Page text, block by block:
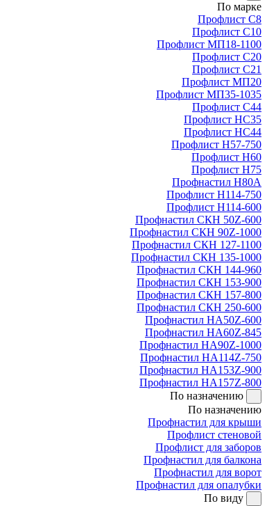
По марке
Профлист С8
Профлист С10
Профлист МП18-1100
Профлист С20
Профлист С21
Профлист МП20
Профлист МП35-1035
Профлист С44
Профлист НС35
Профлист НС44
Профлист Н57-750
Профлист Н60
Профлист Н75
Профнастил Н80А
Профлист Н114-750
Профлист Н114-600
Профнастил СКН 50Z-600
Профнастил СКН 90Z-1000
Профнастил СКН 127-1100
Профнастил СКН 135-1000
Профнастил СКН 144-960
Профнастил СКН 153-900
Профнастил СКН 157-800
Профнастил СКН 250-600
Профнастил НА50Z-600
Профнастил НА60Z-845
Профнастил НА90Z-1000
Профнастил НА114Z-750
Профнастил НА153Z-900
Профнастил НА157Z-800
По назначению
По назначению
Профнастил для крыши
Профлист стеновой
Профлист для заборов
Профнастил для балкона
Профнастил для ворот
Профнастил для опалубки
По виду